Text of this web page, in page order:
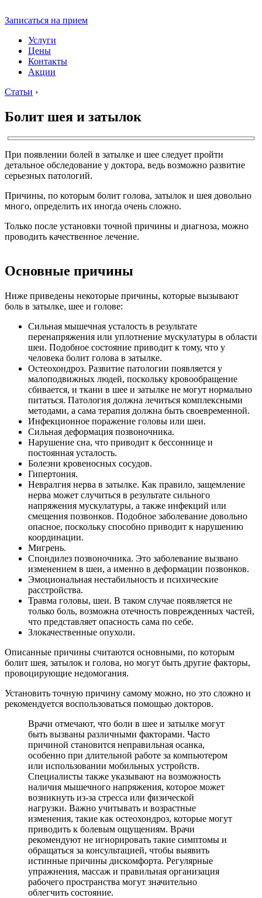
Записаться на прием
Услуги
Цены
Контакты
Акции
Статьи ›
Болит шея и затылок
При появлении болей в затылке и шее следует пройти
детальное обследование у доктора, ведь возможно развитие
серьезных патологий.
Причины, по которым болит голова, затылок и шея довольно
много, определить их иногда очень сложно.
Только после установки точной причины и диагноза, можно
проводить качественное лечение.
Основные причины
Ниже приведены некоторые причины, которые вызывают
боль в затылке, шее и голове:
Сильная мышечная усталость в результате
перенапряжения или уплотнение мускулатуры в области
шеи. Подобное состояние приводит к тому, что у
человека болит голова в затылке.
Остеохондроз. Развитие патологии появляется у
малоподвижных людей, поскольку кровообращение
сбивается, и ткани в шее и затылке не могут нормально
питаться. Патология должна лечиться комплексными
методами, а сама терапия должна быть своевременной.
Инфекционное поражение головы или шеи.
Сильная деформация позвоночника.
Нарушение сна, что приводит к бессоннице и
постоянная усталость.
Болезни кровеносных сосудов.
Гипертония.
Невралгия нерва в затылке. Как правило, защемление
нерва может случиться в результате сильного
напряжения мускулатуры, а также инфекций или
смещения позвонков. Подобное заболевание довольно
опасное, поскольку способно приводит к нарушению
координации.
Мигрень.
Спондилез позвоночника. Это заболевание вызвано
изменением в шеи, а именно в деформации позвонков.
Эмоциональная нестабильность и психические
расстройства.
Травма головы, шеи. В таком случае появляется не
только боль, возможна отечность поврежденных частей,
что представляет опасность сама по себе.
Злокачественные опухоли.
Описанные причины считаются основными, по которым
болит шея, затылок и голова, но могут быть другие факторы,
провоцирующие недомогания.
Установить точную причину самому можно, но это сложно и
рекомендуется воспользоваться помощью докторов.
Врачи отмечают, что боли в шее и затылке могут
быть вызваны различными факторами. Часто
причиной становится неправильная осанка,
особенно при длительной работе за компьютером
или использовании мобильных устройств.
Специалисты также указывают на возможность
наличия мышечного напряжения, которое может
возникнуть из-за стресса или физической
нагрузки. Важно учитывать и возрастные
изменения, такие как остеохондроз, которые могут
приводить к болевым ощущениям. Врачи
рекомендуют не игнорировать такие симптомы и
обращаться за консультацией, чтобы выявить
истинные причины дискомфорта. Регулярные
упражнения, массаж и правильная организация
рабочего пространства могут значительно
облегчить состояние.